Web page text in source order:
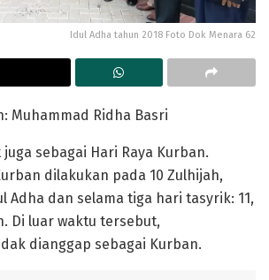
Idul Adha tahun 2018 Foto Dok Menara 62
Muhammad Ridha Basri
sebagai Hari Raya Kurban.
dilakukan pada 10 Zulhijah,
Adha dan selama tiga hari tasyrik: 11,
Di luar waktu tersebut,
dianggap sebagai Kurban.